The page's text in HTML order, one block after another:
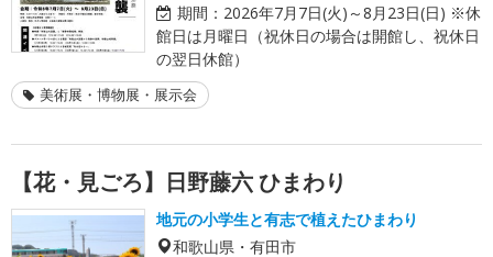
期間： 2026年7月7日(火)～8月23日(日) ※休
館日は月曜日（祝休日の場合は開館し、祝休日
の翌日休館）
美術展・博物展・展示会
【花・見ごろ】日野藤六 ひまわり
地元の小学生と有志で植えたひまわり
和歌山県・有田市